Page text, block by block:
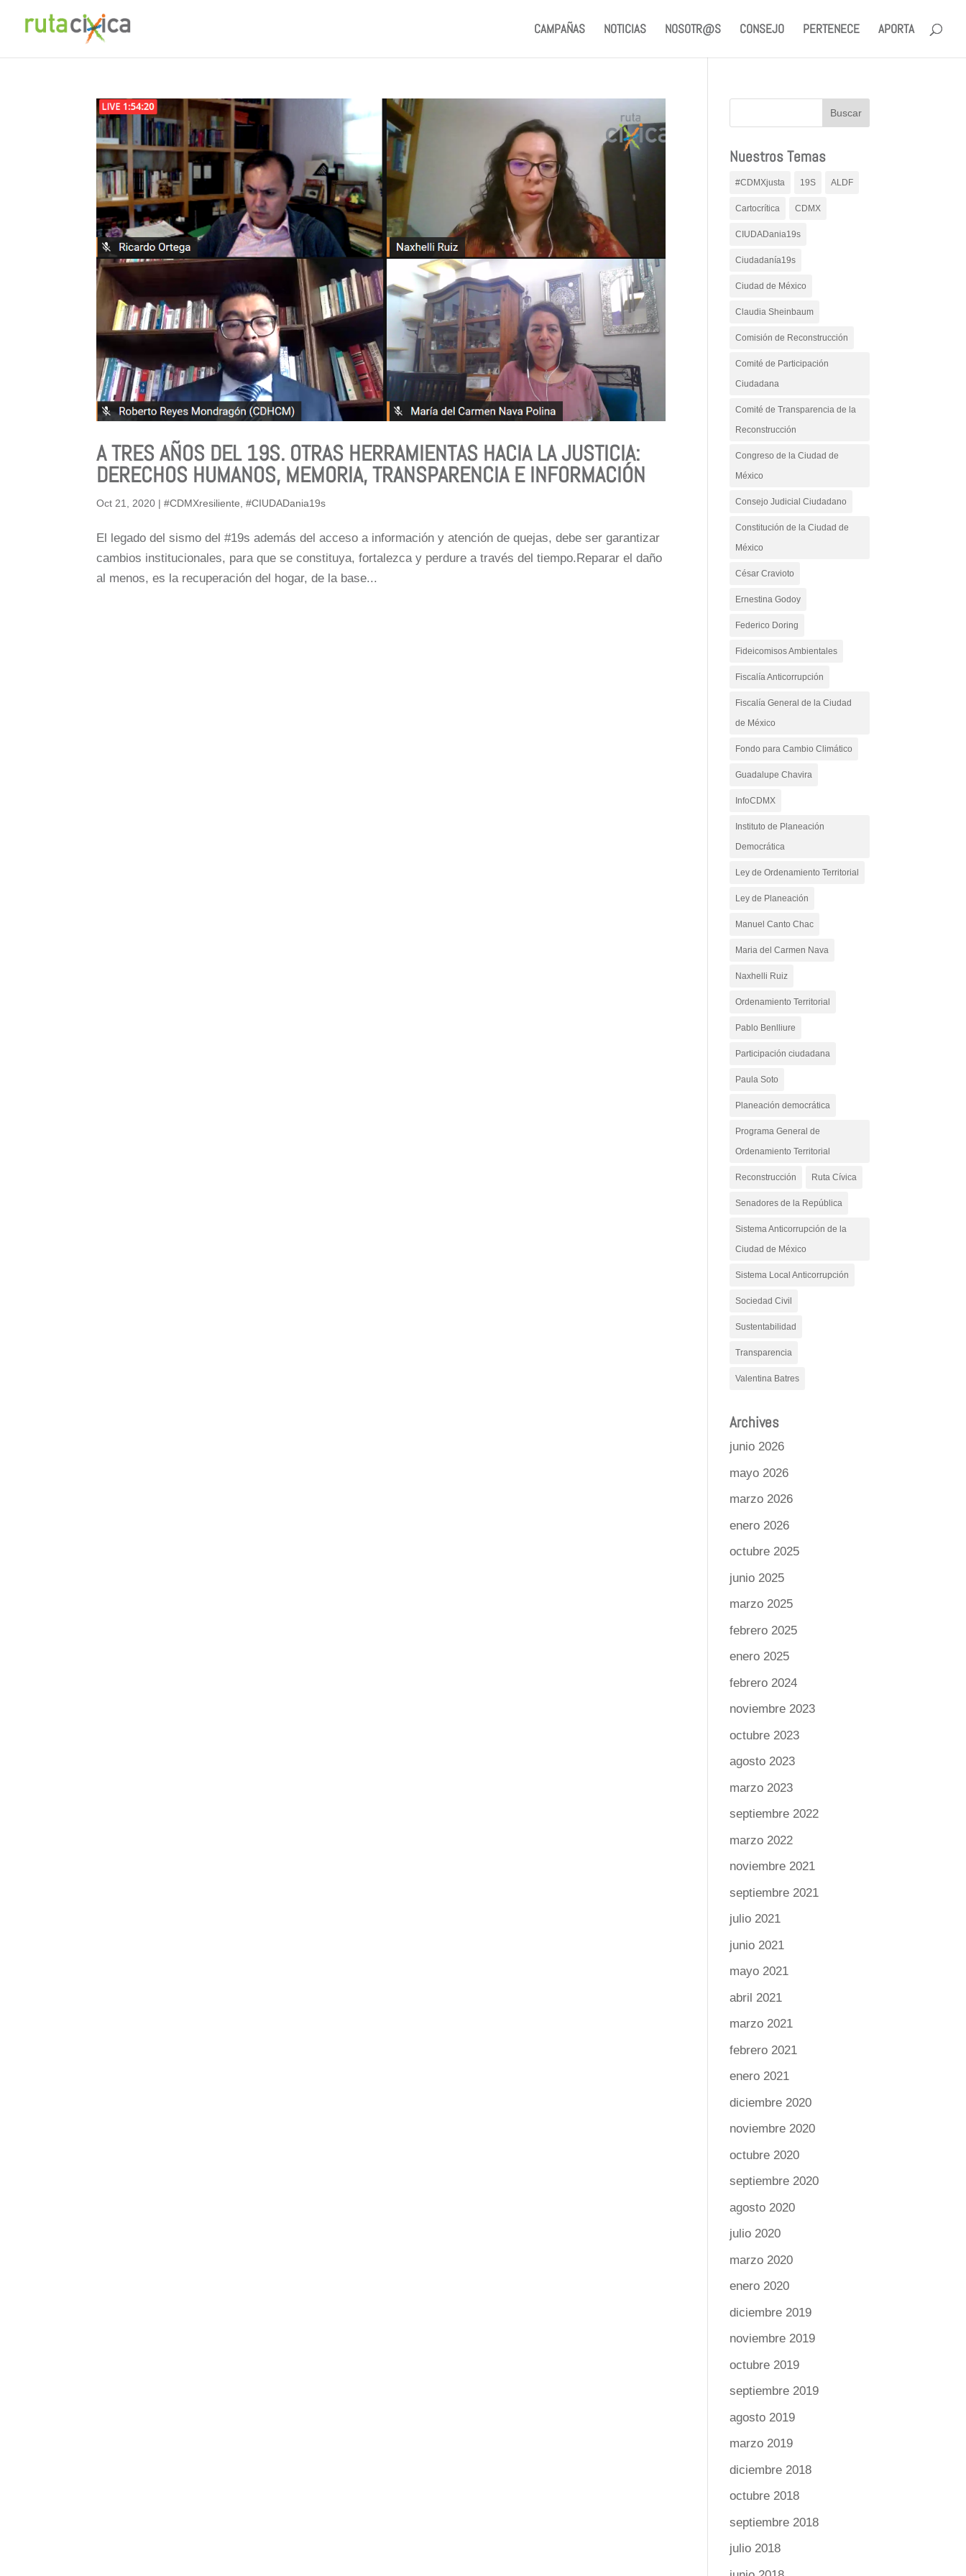
CAMPAÑAS NOTICIAS NOSOTR@S CONSEJO PERTENECE APORTA
A TRES AÑOS DEL 19S. OTRAS HERRAMIENTAS HACIA LA JUSTICIA:
DERECHOS HUMANOS, MEMORIA, TRANSPARENCIA E INFORMACIÓN
Oct 21, 2020 |#CDMXresiliente ,#CIUDADania19s
El legado del sismo del #19s además del acceso a información y atención de quejas, debe ser garantizar
cambios institucionales, para que se constituya, fortalezca y perdure a través del tiempo.Reparar el daño
al menos, es la recuperación del hogar, de la base...
Nuestros Temas
#CDMXjusta 19S ALDF
Cartocrítica CDMX
CIUDADania19s
Ciudadanía19s
Ciudad de México
Claudia Sheinbaum
Comisión de Reconstrucción
Comité de Participación
Ciudadana
Comité de Transparencia de la
Reconstrucción
Congreso de la Ciudad de
México
Consejo Judicial Ciudadano
Constitución de la Ciudad de
México
César Cravioto
Ernestina Godoy
Federico Doring
Fideicomisos Ambientales
Fiscalía Anticorrupción
Fiscalía General de la Ciudad
de México
Fondo para Cambio Climático
Guadalupe Chavira
InfoCDMX
Instituto de Planeación
Democrática
Ley de Ordenamiento Territorial
Ley de Planeación
Manuel Canto Chac
Maria del Carmen Nava
Naxhelli Ruiz
Ordenamiento Territorial
Pablo Benlliure
Participación ciudadana
Paula Soto
Planeación democrática
Programa General de
Ordenamiento Territorial
Reconstrucción Ruta Cívica
Senadores de la República
Sistema Anticorrupción de la
Ciudad de México
Sistema Local Anticorrupción
Sociedad Civil
Sustentabilidad
Transparencia
Valentina Batres
Archives
junio 2026
mayo 2026
marzo 2026
enero 2026
octubre 2025
junio 2025
marzo 2025
febrero 2025
enero 2025
febrero 2024
noviembre 2023
octubre 2023
agosto 2023
marzo 2023
septiembre 2022
marzo 2022
noviembre 2021
septiembre 2021
julio 2021
junio 2021
mayo 2021
abril 2021
marzo 2021
febrero 2021
enero 2021
diciembre 2020
noviembre 2020
octubre 2020
septiembre 2020
agosto 2020
julio 2020
marzo 2020
enero 2020
diciembre 2019
noviembre 2019
octubre 2019
septiembre 2019
agosto 2019
marzo 2019
diciembre 2018
octubre 2018
septiembre 2018
julio 2018